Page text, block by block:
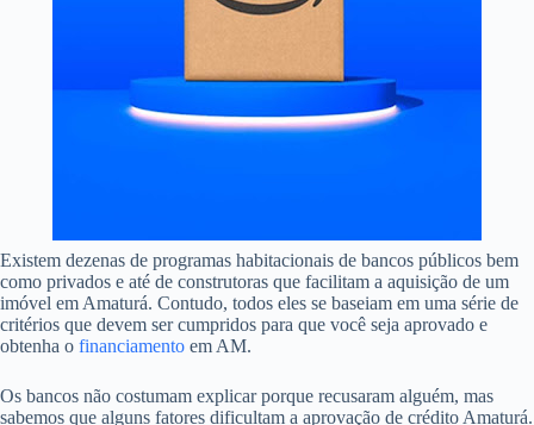
Existem dezenas de programas habitacionais de bancos públicos bem
como privados e até de construtoras que facilitam a aquisição de um
imóvel em Amaturá. Contudo, todos eles se baseiam em uma série de
critérios que devem ser cumpridos para que você seja aprovado e
obtenha o financiamento em AM.
Os bancos não costumam explicar porque recusaram alguém, mas
sabemos que alguns fatores dificultam a aprovação de crédito Amaturá.